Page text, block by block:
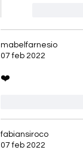
mabelfarnesio
07 feb 2022
❤️
fabiansiroco
07 feb 2022